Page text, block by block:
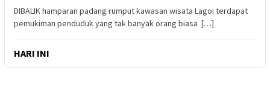
DIBALIK hamparan padang rumput kawasan wisata Lagoi terdapat
pemukiman penduduk yang tak banyak orang biasa […]
HARI INI